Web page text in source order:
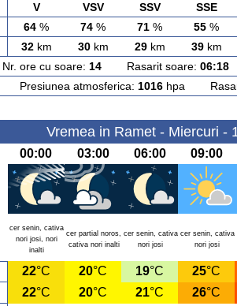
V VSV SSV SSE
64 % 74 % 71 % 55 %
32km 30km 29km 39km
Nr. ore cu soare: 14Rasarit soare: 06:18
Presiunea atmosferica: 1016 hpa
Vremea in Ramet - Miercuri -
00:00 03:00 06:00 09:00
cer senin, cativa
nori josi, nori
inalti
cer partial noros,
cativa nori inalti
cer senin, cativa
nori josi
cer senin, cativa
nori josi
22°C 20°C 19°C 25°C
22°C 20°C 21°C 26°C